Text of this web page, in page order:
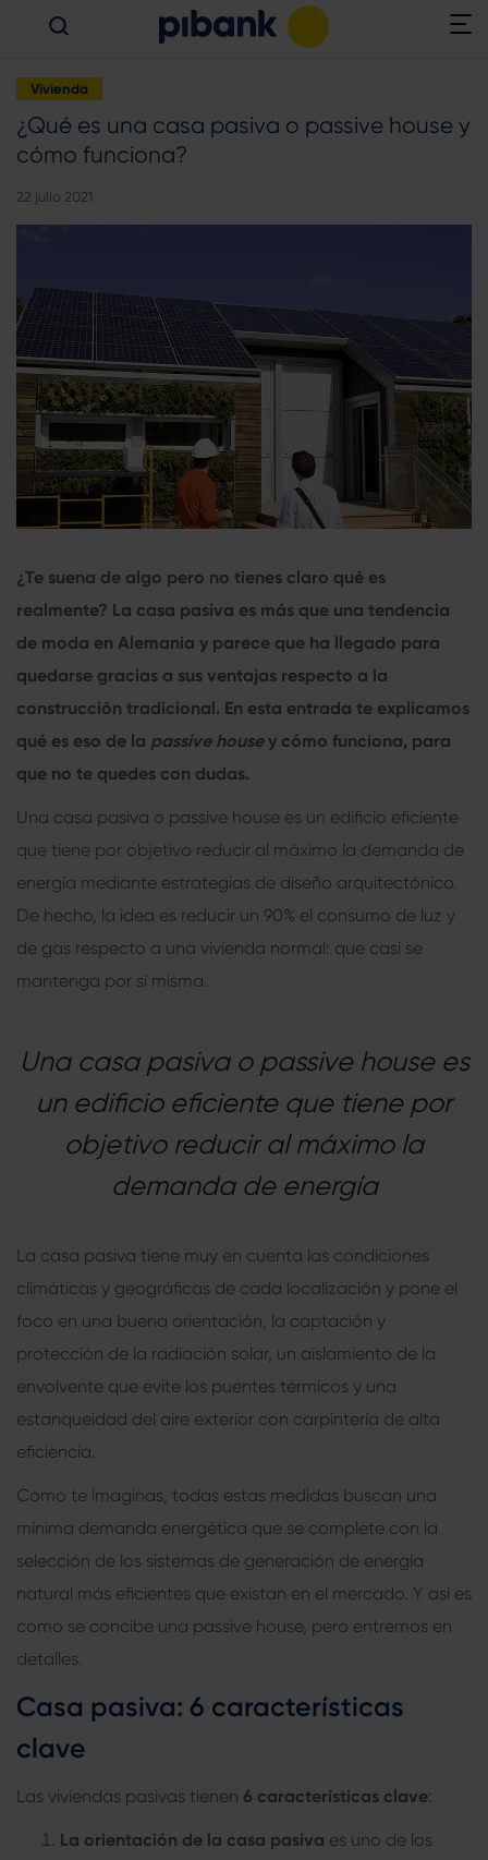
Vivienda
¿Qué es una casa pasiva o passive house y
cómo funciona?
22 julio 2021
¿Te suena de algo pero no tienes claro qué es
realmente? La casa pasiva es más que una tendencia
de moda en Alemania y parece que ha llegado para
quedarse gracias a sus ventajas respecto a la
construcción tradicional. En esta entrada te explicamos
qué es eso de la passive housey cómo funciona, para
que no te quedes con dudas.
Una casa pasiva o passive house es un edificio eficiente
que tiene por objetivo reducir al máximo la demanda de
energía mediante estrategias de diseño arquitectónico.
De hecho, la idea es reducir un 90% el consumo de luz y
de gas respecto a una vivienda normal: que casi se
mantenga por sí misma.
Una casa pasiva o passive house es
un edificio eficiente que tiene por
objetivo reducir al máximo la
demanda de energía
La casa pasiva tiene muy en cuenta las condiciones
climáticas y geográficas de cada localización y pone el
foco en una buena orientación, la captación y
protección de la radiación solar, un aislamiento de la
envolvente que evite los puentes térmicos y una
estanqueidad del aire exterior con carpintería de alta
eficiencia.
Como te imaginas, todas estas medidas buscan una
mínima demanda energética que se complete con la
selección de los sistemas de generación de energía
natural más eficientes que existan en el mercado. Y así es
como se concibe una passive house, pero entremos en
detalles.
Casa pasiva: 6 características
clave
Las viviendas pasivas tienen 6 características clave:
La orientación de la casa pasiva es uno de los